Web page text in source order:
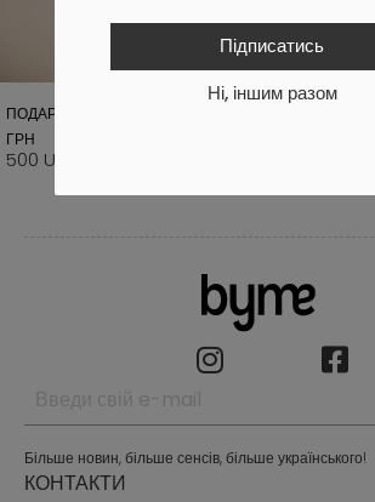
Підписатись
Ні, іншим разом
ПОДАРУНКОВИЙ СЕРТИФІКАТ 500
ГРН
500 UAH
Більше новин, більше сенсів, більше українського!
КОНТАКТИ